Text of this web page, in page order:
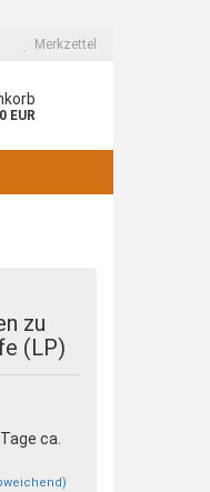
Merkzettel
EUR
zu
(LP)
ca.